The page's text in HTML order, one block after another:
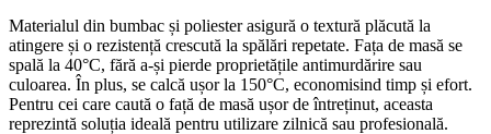
Materialul din bumbac și poliester asigură o textură plăcută la
atingere și o rezistență crescută la spălări repetate. Fața de masă se
spală la 40°C, fără a-și pierde proprietățile antimurdărire sau
culoarea. În plus, se calcă ușor la 150°C, economisind timp și efort.
Pentru cei care caută o față de masă ușor de întreținut, aceasta
reprezintă soluția ideală pentru utilizare zilnică sau profesională.